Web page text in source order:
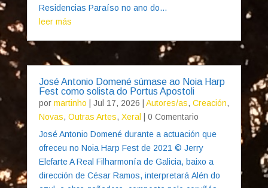
Residencias Paraíso no ano do...
leer más
José Antonio Domené súmase ao Noia Harp
Fest como solista do Portus Apostoli
por martinho Jul 17, 2026 Autores/as, Creación,
Novas, Outras Artes, Xeral
| 0 Comentario
José Antonio Domené durante a actuación que
ofreceu no Noia Harp Fest de 2021 © Jerry
Elefarte A Real Filharmonía de Galicia, baixo a
dirección de César Ramos, interpretará Alén do